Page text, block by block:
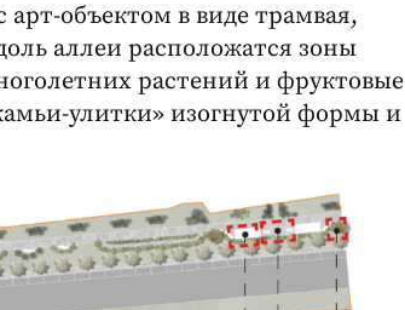
объектом в виде трамвая,
аллеи расположатся зоны
растений и фруктовые
улитки» изогнутой формы и